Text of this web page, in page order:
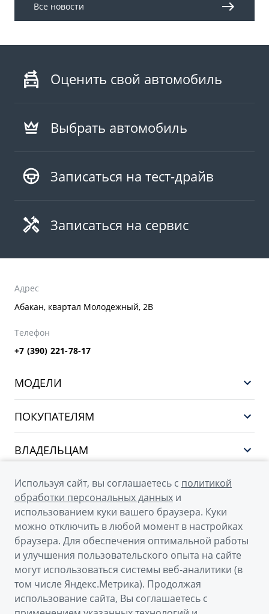
Все новости
Оценить свой автомобиль
Выбрать автомобиль
Записаться на тест-драйв
Записаться на сервис
Адрес
Абакан, квартал Молодежный, 2В
Телефон
+7 (390) 221-78-17
МОДЕЛИ
EX5
CITYRAY
ATLAS
OKAVANGO
MONJARO
Архивные модели
ПОКУПАТЕЛЯМ
Финансы и услуги
ВЛАДЕЛЬЦАМ
Поддержка
О КОМПАНИИ
О бренде GEELY
О дилерском центре
Новости
Наша команда
Правовая информация
Контакты
© 2026
Официальный сайт Geely в России
Политика обработки персональных данных
Используя сайт, вы соглашаетесь с политикой
обработки персональных данных и
использованием куки вашего браузера. Куки
можно отключить в любой момент в настройках
браузера. Для обеспечения оптимальной работы
и улучшения пользовательского опыта на сайте
могут использоваться системы веб-аналитики (в
том числе Яндекс.Метрика). Продолжая
использование сайта, Вы соглашаетесь с